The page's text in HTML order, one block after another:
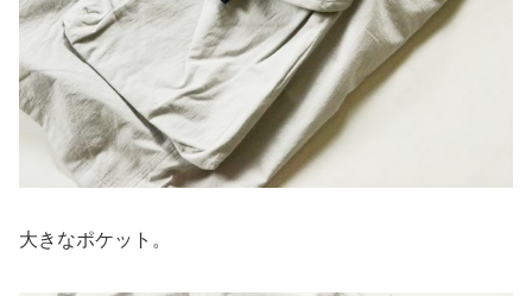
大きなポケット。